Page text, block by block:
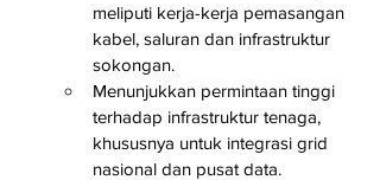
meliputi kerja-kerja pemasangan
kabel, saluran dan infrastruktur
sokongan.
Menunjukkan permintaan tinggi
terhadap infrastruktur tenaga,
khususnya untuk integrasi grid
nasional dan pusat data.